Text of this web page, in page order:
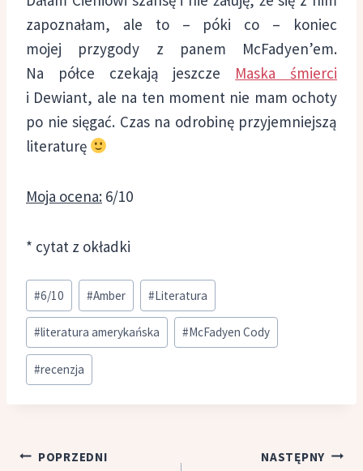
zapoznałam, ale to – póki co – koniec
mojej przygody z panem McFadyen’em.
Na półce czekają jeszcze Maska śmierci
i Dewiant, ale na ten moment nie mam ochoty
po nie sięgać. Czas na odrobinę przyjemniejszą
literaturę
Moja ocena: 6/10
* cytat z okładki
Tagi
wpisu:
#6/10 #Amber #Literatura
#literatura amerykańska #McFadyen Cody
#recenzja
Nawigacja
POPRZEDNI NASTĘPNY